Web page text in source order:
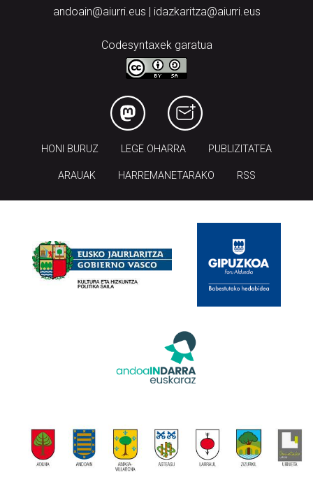
andoain@aiurri.eus | idazkaritza@aiurri.eus
Codesyntaxek garatua
HONI BURUZ LEGE OHARRA PUBLIZITATEA
ARAUAK HARREMANETARAKO RSS